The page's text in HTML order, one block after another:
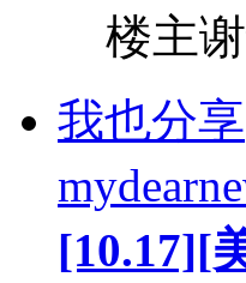
楼主
我也分享
[10.17][